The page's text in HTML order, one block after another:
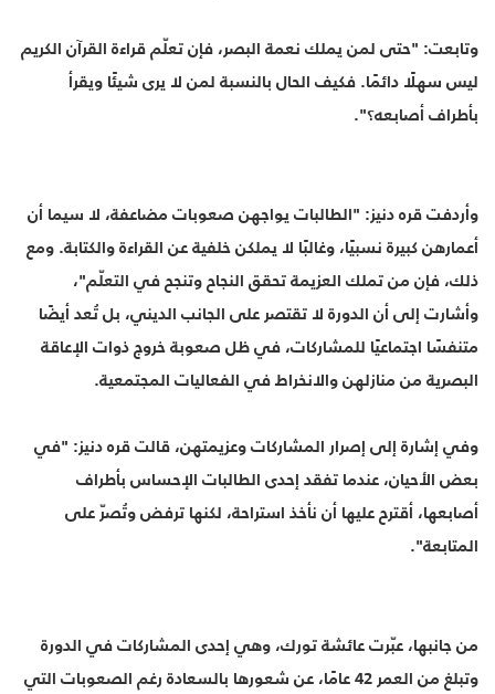
وتابعت: "حتى لمن يملك نعمة البصر، فإن تعلّم قراءة القرآن الكريم
ليس سهلًا دائمًا. فكيف الحال بالنسبة لمن لا يرى شيئًا ويقرأ
بأطراف أصابعه؟".
وأردفت قره دنيز: "الطالبات يواجهن صعوبات مضاعفة، لا سيما أن
أعمارهن كبيرة نسبيًا، وغالبًا لا يملكن خلفية عن القراءة والكتابة. ومع
ذلك، فإن من تملك العزيمة تحقق النجاح وتنجح في التعلّم"،
وأشارت إلى أن الدورة لا تقتصر على الجانب الديني، بل تُعد أيضًا
متنفسًا اجتماعيًا للمشاركات، في ظل صعوبة خروج ذوات الإعاقة
البصرية من منازلهن والانخراط في الفعاليات المجتمعية.
وفي إشارة إلى إصرار المشاركات وعزيمتهن، قالت قره دنيز: "في
بعض الأحيان، عندما تفقد إحدى الطالبات الإحساس بأطراف
أصابعها، أقترح عليها أن نأخذ استراحة، لكنها ترفض وتُصرّ على
المتابعة".
من جانبها، عبّرت عائشة تورك، وهي إحدى المشاركات في الدورة
وتبلغ من العمر 42 عامًا، عن شعورها بالسعادة رغم الصعوبات التي